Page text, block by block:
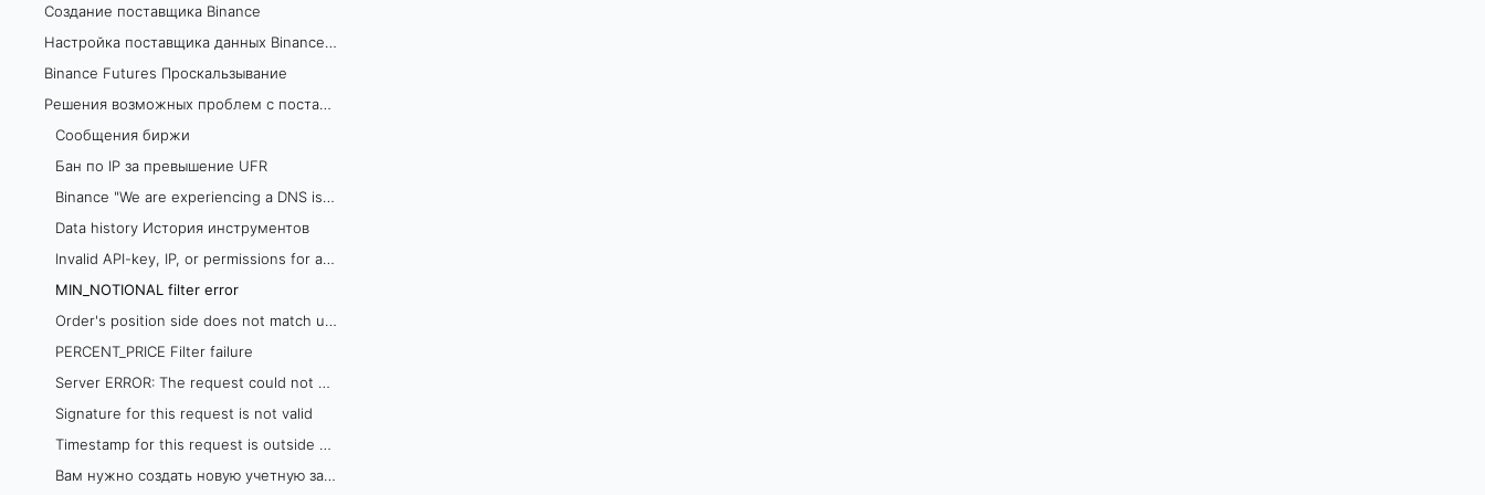
Создание поставщика Binance
Настройка поставщика данных Binance в TSLab
Binance Futures Проскальзывание
Решения возможных проблем с поставщиком данных Binance
Сообщения биржи
Бан по IP за превышение UFR
Binance "We are experiencing a DNS issue"
Data history История инструментов
Invalid API-key, IP, or permissions for action
MIN_NOTIONAL filter error
Order's position side does not match user's setting
PERCENT_PRICE Filter failure
Server ERROR: The request could not be satisfied
Signature for this request is not valid
Timestamp for this request is outside of the recvWindow
Вам нужно создать новую учетную запись Binance